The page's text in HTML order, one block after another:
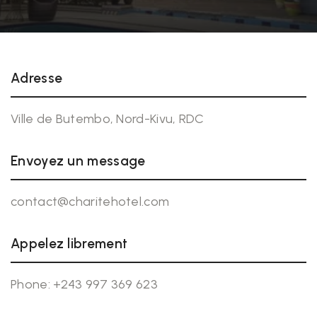
Adresse
Ville de Butembo, Nord-Kivu, RDC
Envoyez un message
contact@charitehotel.com
Appelez librement
Phone: +243 997 369 623